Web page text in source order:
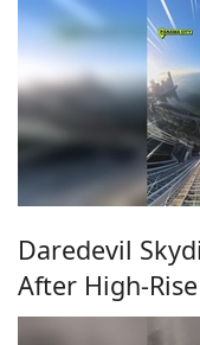
Daredevil
After High-